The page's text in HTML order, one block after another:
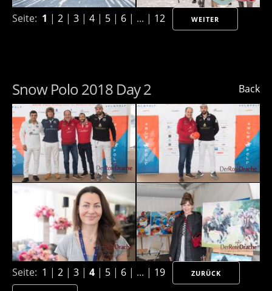
Seite: 1 | 2 | 3 | 4 | 5 | 6 | ... | 12 WEITER
Back
Snow Polo 2018 Day 2
Seite: 1 | 2 | 3 | 4 | 5 | 6 | ... | 19 ZURÜCK